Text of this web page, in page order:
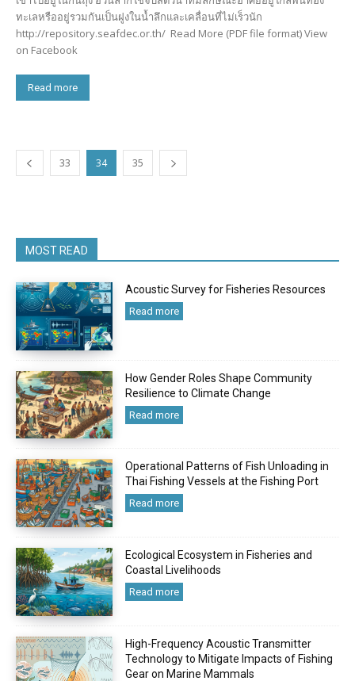
ทะเลหรืออยู่รวมกันเป็นฝูงในน้ำลึกและเคลื่อนที่ไม่เร็วนัก
http://repository.seafdec.or.th/ Read More (PDF file format) View
on Facebook
Read more
33 34 35
MOST READ
Acoustic Survey for Fisheries Resources
Read more
How Gender Roles Shape Community
Resilience to Climate Change
Read more
Operational Patterns of Fish Unloading in
Thai Fishing Vessels at the Fishing Port
Read more
Ecological Ecosystem in Fisheries and
Coastal Livelihoods
Read more
High-Frequency Acoustic Transmitter
Technology to Mitigate Impacts of Fishing
Gear on Marine Mammals